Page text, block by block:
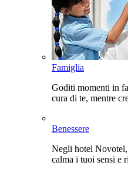
Famiglia
Goditi momenti in
cura di te, mentre
Benessere
Negli hotel
calma i tuoi sensi e